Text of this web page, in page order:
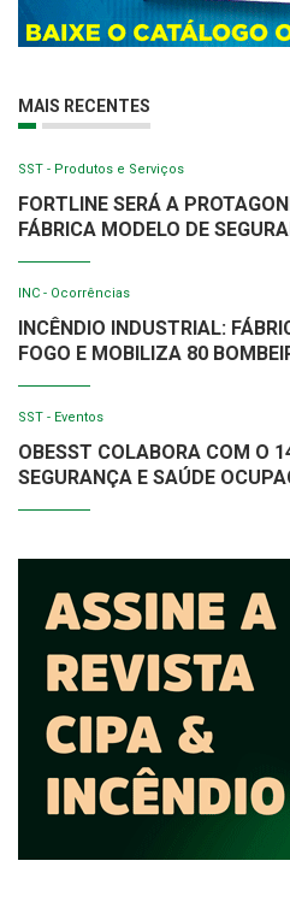
MAIS RECENTES
SST - Produtos e Serviços
FORTLINE SERÁ A
FÁBRICA MODELO DE
INC - Ocorrências
INCÊNDIO INDUSTRIAL:
FOGO E MOBILIZA 80
SST - Eventos
OBESST COLABORA COM O
SEGURANÇA E SAÚDE